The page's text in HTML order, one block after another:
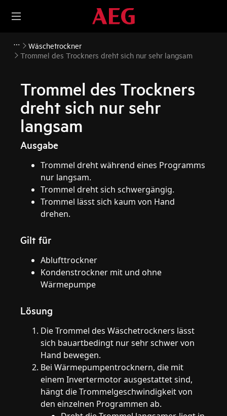
Wäschetrockner
Trommel des Trockners dreht sich nur sehr langsam
Trommel des Trockners
dreht sich nur sehr
langsam
Ausgabe
Trommel dreht während eines Programms
nur langsam.
Trommel dreht sich schwergängig.
Trommel lässt sich kaum von Hand
drehen.
Gilt für
Ablufttrockner
Kondenstrockner mit und ohne
Wärmepumpe
Lösung
Die Trommel des Wäschetrockners lässt
sich bauartbedingt nur sehr schwer von
Hand bewegen.
Bei Wärmepumpentrocknern, die mit
einem Invertermotor ausgestattet sind,
hängt die Trommelgeschwindigkeit von
den einzelnen Programmen ab.